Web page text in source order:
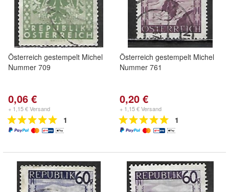
Österreich gestempelt Michel
Nummer 709
0,06 €
+ 1,15 € Versand
1
Österreich gestempelt Michel
Nummer 761
0,20 €
+ 1,15 € Versand
1